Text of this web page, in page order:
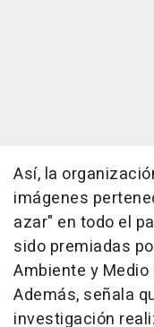
Así, la
imágenes
azar" en todo el
sido premiadas
Ambiente y Medio
Además, señala
investigación